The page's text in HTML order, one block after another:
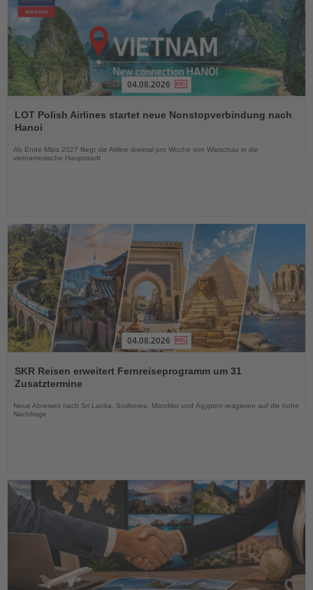
Sie
die
04.08.2026
LOT Polish Airlines startet neue Nonstopverbindung nach
Hanoi
Ab Ende März 2027 fliegt die Airline dreimal pro Woche von Warschau in die
vietnamesische Hauptstadt
Sie
die
04.08.2026
SKR Reisen erweitert Fernreiseprogramm um 31
Zusatztermine
Neue Abreisen nach Sri Lanka, Südkorea, Marokko und Ägypten reagieren auf die hohe
Nachfrage